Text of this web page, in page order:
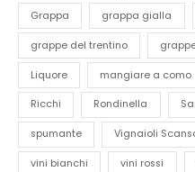
Grappa grappa gialla
grappe del trentino
Liquore mangiare a como
Ricchi Rondinella
spumante Vignaioli
vini bianchi vini rossi